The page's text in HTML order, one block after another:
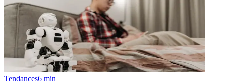
Tendances6 min